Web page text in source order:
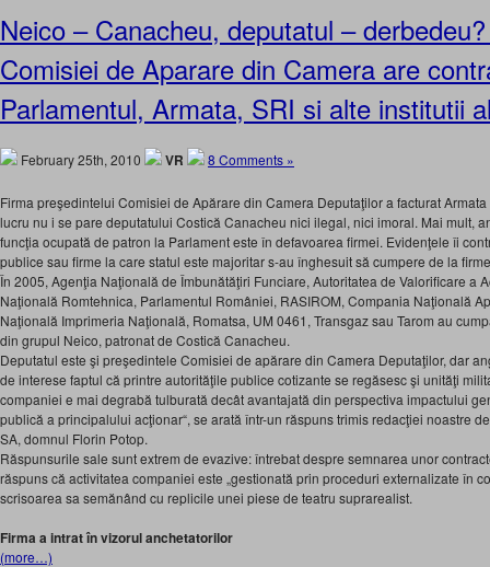
Neico – Canacheu, deputatul –
Comisiei de Aparare din Camera are
Parlamentul, Armata, SRI si alte institutii
February 25th, 2010 VR 8 Comments »
Firma preşedintelui Comisiei de Apărare din Camera Deputaţilor a facturat
lucru nu i se pare deputatului Costică Canacheu nici ilegal, nici imoral. Mai mult,
funcţia ocupată de patron la Parlament este în defavoarea firmei. Evidenţele îi
publice sau firme la care statul este majoritar s-au înghesuit să cumpere de la
În 2005, Agenţia Naţională de Îmbunătăţiri Funciare, Autoritatea de Valorificare a
Naţională Romtehnica, Parlamentul României, RASIROM, Compania Naţională
Naţională Imprimeria Naţională, Romatsa, UM 0461, Transgaz sau Tarom au
din grupul Neico, patronat de Costică Canacheu.
Deputatul este şi preşedintele Comisiei de apărare din Camera Deputaţilor, dar
de interese faptul că printre autorităţile publice cotizante se regăsesc şi unităţi
companiei e mai degrabă tulburată decât avantajată din perspectiva impactului
publică a principalului acţionar“, se arată într-un răspuns trimis redacţiei noastre
SA, domnul Florin Potop.
Răspunsurile sale sunt extrem de evazive: întrebat despre semnarea unor
răspuns că activitatea companiei este „gestionată prin proceduri externalizate în
scrisoarea sa semănând cu replicile unei piese de teatru suprarealist.
Firma a intrat în vizorul anchetatorilor
(more…)